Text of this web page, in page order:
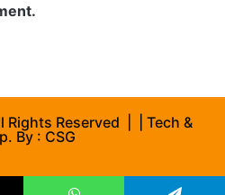
Reserved | | Tech &
By : CSG